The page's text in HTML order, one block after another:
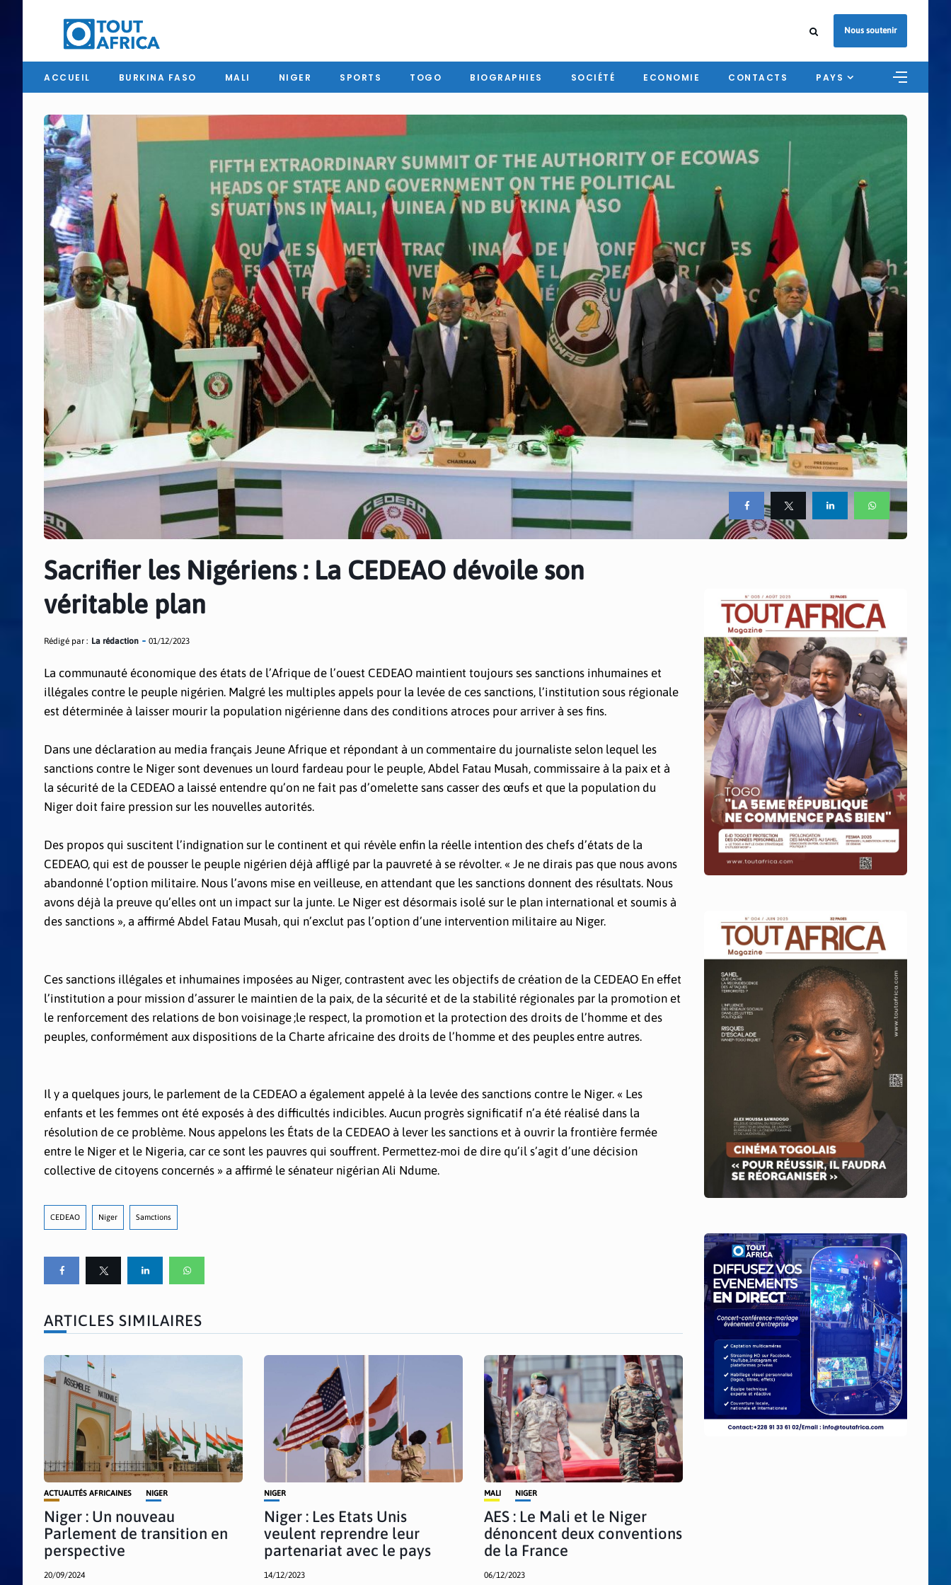
Nous soutenir
ACCUEIL BURKINA FASO MALI NIGER SPORTS TOGO BIOGRAPHIES SOCIÉTÉ ECONOMIE CONTACTS PAYS
Sacrifier les Nigériens : La CEDEAO dévoile son
véritable plan
Rédigé par : La rédaction 01/12/2023
La communauté économique des états de l’Afrique de l’ouest CEDEAO maintient toujours ses sanctions inhumaines et
illégales contre le peuple nigérien. Malgré les multiples appels pour la levée de ces sanctions, l’institution sous régionale
est déterminée à laisser mourir la population nigérienne dans des conditions atroces pour arriver à ses fins.
Dans une déclaration au media français Jeune Afrique et répondant à un commentaire du journaliste selon lequel les
sanctions contre le Niger sont devenues un lourd fardeau pour le peuple, Abdel Fatau Musah, commissaire à la paix et à
la sécurité de la CEDEAO a laissé entendre qu’on ne fait pas d’omelette sans casser des œufs et que la population du
Niger doit faire pression sur les nouvelles autorités.
Des propos qui suscitent l’indignation sur le continent et qui révèle enfin la réelle intention des chefs d’états de la
CEDEAO, qui est de pousser le peuple nigérien déjà affligé par la pauvreté à se révolter. « Je ne dirais pas que nous avons
abandonné l’option militaire. Nous l’avons mise en veilleuse, en attendant que les sanctions donnent des résultats. Nous
avons déjà la preuve qu’elles ont un impact sur la junte. Le Niger est désormais isolé sur le plan international et soumis à
des sanctions », a affirmé Abdel Fatau Musah, qui n’exclut pas l’option d’une intervention militaire au Niger.
Ces sanctions illégales et inhumaines imposées au Niger, contrastent avec les objectifs de création de la CEDEAO En effet
l’institution a pour mission d’assurer le maintien de la paix, de la sécurité et de la stabilité régionales par la promotion et
le renforcement des relations de bon voisinage ;le respect, la promotion et la protection des droits de l’homme et des
peuples, conformément aux dispositions de la Charte africaine des droits de l’homme et des peuples entre autres.
Il y a quelques jours, le parlement de la CEDEAO a également appelé à la levée des sanctions contre le Niger. « Les
enfants et les femmes ont été exposés à des difficultés indicibles. Aucun progrès significatif n’a été réalisé dans la
résolution de ce problème. Nous appelons les États de la CEDEAO à lever les sanctions et à ouvrir la frontière fermée
entre le Niger et le Nigeria, car ce sont les pauvres qui souffrent. Permettez-moi de dire qu’il s’agit d’une décision
collective de citoyens concernés » a affirmé le sénateur nigérian Ali Ndume.
CEDEAO Niger Samctions
ARTICLES SIMILAIRES
ACTUALITÉS AFRICAINES NIGER
Niger : Un nouveau
Parlement de transition en
perspective
20/09/2024
NIGER
Niger : Les Etats Unis
veulent reprendre leur
partenariat avec le pays
14/12/2023
MALI NIGER
AES : Le Mali et le Niger
dénoncent deux conventions
de la France
06/12/2023